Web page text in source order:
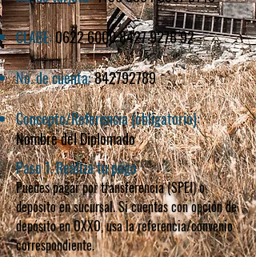
CLABE:0622 6000 8427 927892
No. de cuenta:842792789
Concepto/Referencia (obligatorio):
Nombre del Diplomado
Paso 1. Realiza tu pago
Puedes pagar por transferencia (SPEI) o
depósito en sucursal. Si cuentas con opción de
depósito en OXXO, usa la referencia/convenio
correspondiente.